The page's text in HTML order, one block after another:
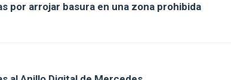
por arrojar basura en una zona prohibida